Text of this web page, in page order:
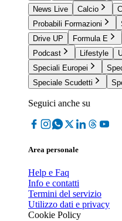
News Live
Calcio
Probabili Formazioni
Drive UP
Formula E
Podcast
Lifestyle
Speciali Europei
Speciale Scudetti
Seguici anche su
Area personale
Help e Faq
Info e contatti
Termini del servizio
Utilizzo dati e privacy
Cookie Policy